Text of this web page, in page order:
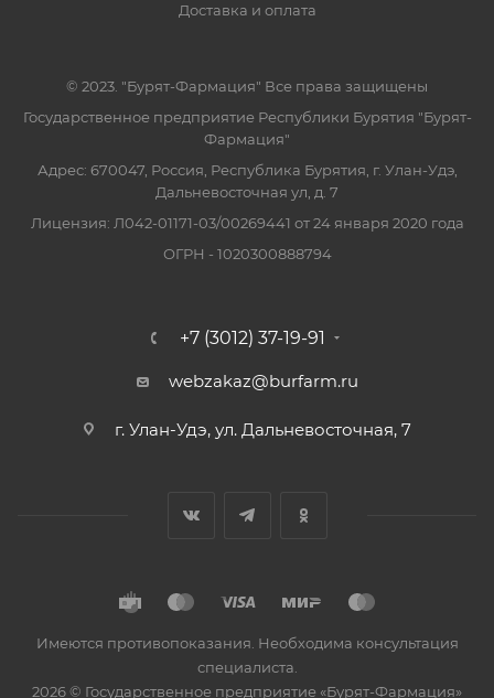
Доставка и оплата
© 2023. "Бурят-Фармация" Все права защищены
Государственное предприятие Республики Бурятия "Бурят-
Фармация"
Адрес: 670047, Россия, Республика Бурятия, г. Улан-Удэ,
Дальневосточная ул, д. 7
Лицензия: Л042-01171-03/00269441 от 24 января 2020 года
ОГРН - 1020300888794
+7 (3012) 37-19-91
webzakaz@burfarm.ru
г. Улан-Удэ, ул. Дальневосточная, 7
Имеются противопоказания. Необходима консультация
специалиста.
2026 © Государственное предприятие «Бурят-Фармация»